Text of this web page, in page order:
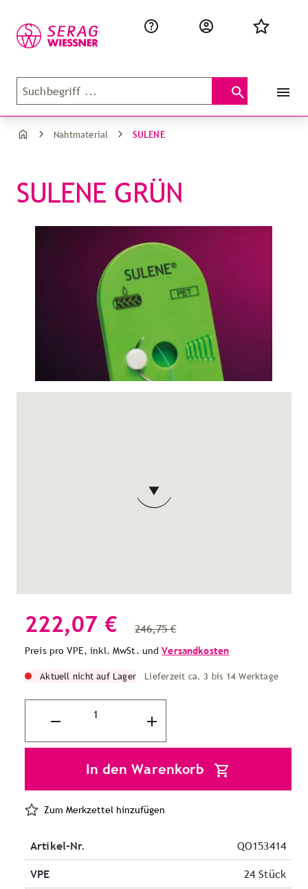
Nahtmaterial SULENE
SULENE GRÜN
222,07 € 246,75 €
Preis pro VPE, inkl. MwSt. undVersandkosten
Aktuell nicht auf Lager Lieferzeit ca. 3 bis 14 Werktage
In den Warenkorb
Zum Merkzettel hinzufügen
Artikel-Nr. QO153414
VPE 24 Stück